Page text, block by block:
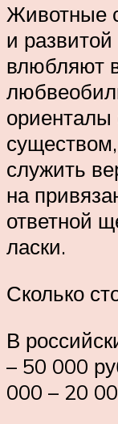
Животные
и
влюбляют
служить
на
ответной
ласки.
Сколько
В
– 50 000
000 – 20